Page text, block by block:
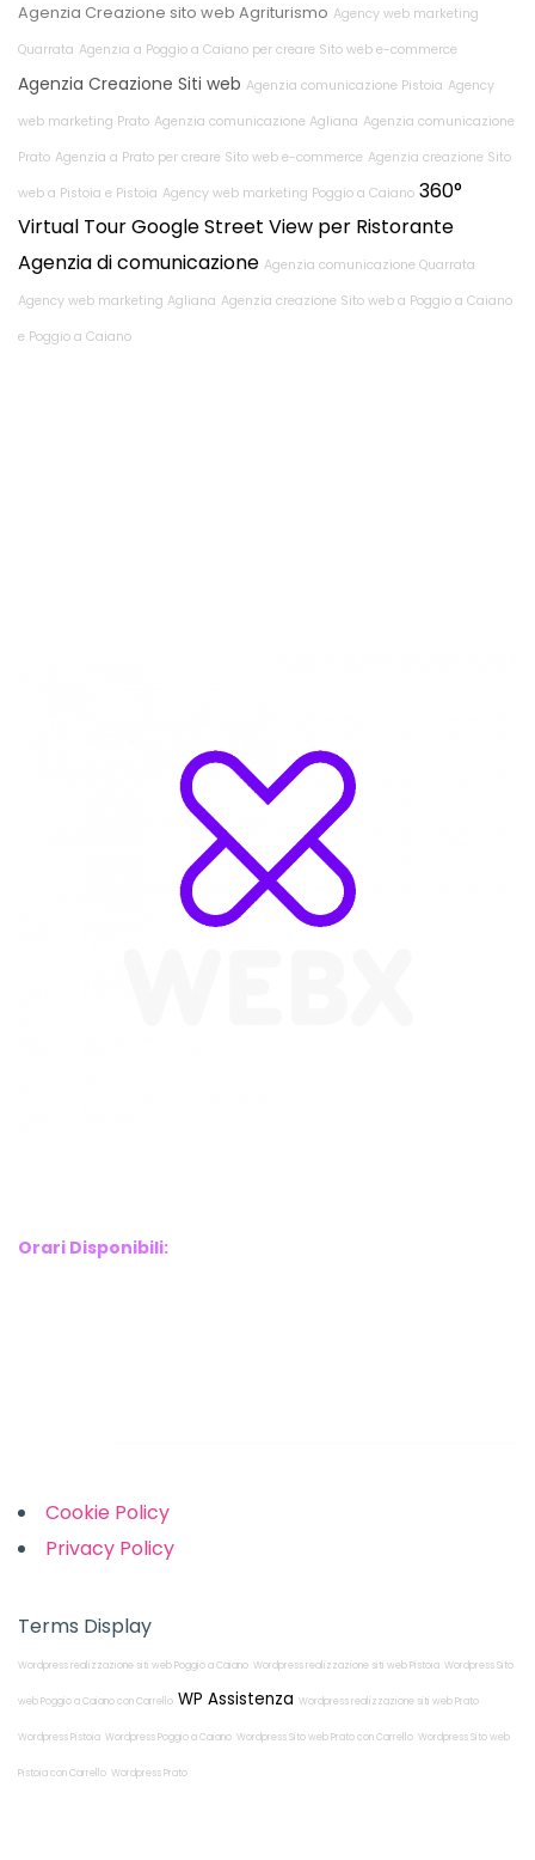
Agenzia Creazione sito web Agriturismo Agency web marketing
Quarrata Agenzia a Poggio a Caiano per creare Sito web e-commerce
Agenzia Creazione Siti web Agenzia comunicazione Pistoia Agency
web marketing Prato Agenzia comunicazione Agliana Agenzia comunicazione
Prato Agenzia a Prato per creare Sito web e-commerce Agenzia creazione Sito
web a Pistoia e Pistoia Agency web marketing Poggio a Caiano 360°
Virtual Tour Google Street View per Ristorante
Agenzia di comunicazione Agenzia comunicazione Quarrata
Agency web marketing Agliana Agenzia creazione Sito web a Poggio a Caiano
e Poggio a Caiano
Orari Disponibili:
Cookie Policy
Privacy Policy
Terms Display
Wordpress realizzazione siti web Poggio a Caiano Wordpress realizzazione siti web Pistoia Wordpress Sito
web Poggio a Caiano con Carrello WP Assistenza Wordpress realizzazione siti web Prato
Wordpress Pistoia Wordpress Poggio a Caiano Wordpress Sito web Prato con Carrello Wordpress Sito web
Pistoia con Carrello Wordpress Prato